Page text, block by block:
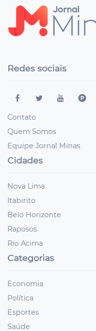
Redes sociais
Contato
Quem Somos
Equipe Jornal Minas
Cidades
Nova Lima
Itabirito
Belo Horizonte
Raposos
Rio Acima
Categorias
Economia
Política
Esportes
Saúde